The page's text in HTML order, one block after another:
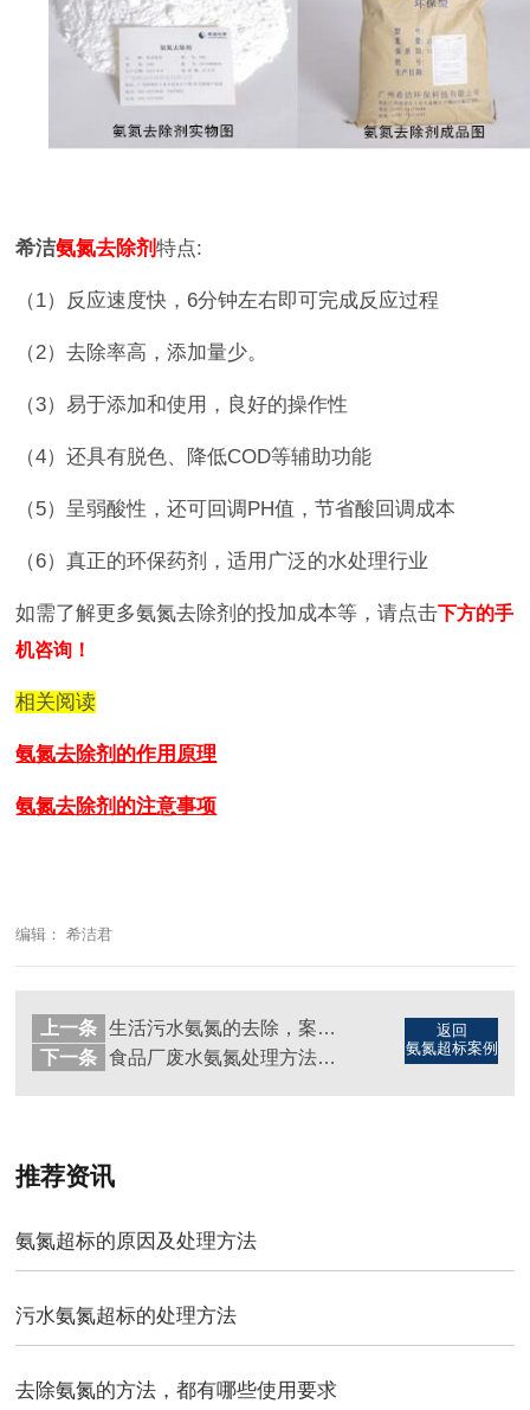
希洁氨氮去除剂特点:
（1）反应速度快， 6分钟左右即可完成反应过程
（2）去除率高，添加量少。
（3）易于添加和使用，良好的操作性
（4）还具有脱色、降低COD等辅助功能
（5）呈弱酸性，还可回调 PH值，节省酸回调成本
（6）真正的环保药剂，适用广泛的水处理行业
如需了解更多氨氮去除剂的投加成本等，请点击下方的手
机咨询！
相关阅读
氨氮去除剂的作用原理
氨氮去除剂的注意事项
编辑： 希洁君
返回
氨氮超标案例
上一条
生活污水氨氮的去除，案例版（图）
下一条
食品厂废水氨氮处理方法（图）
推荐资讯
氨氮超标的原因及处理方法
污水氨氮超标的处理方法
去除氨氮的方法，都有哪些使用要求